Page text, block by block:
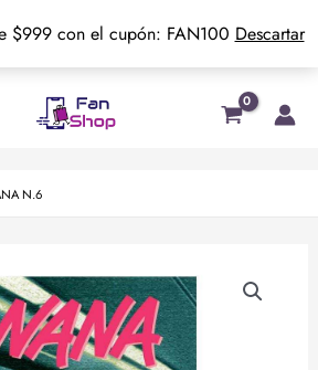
$999 con el cupón: FAN100 Descartar
N.6